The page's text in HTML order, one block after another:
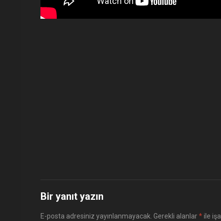
Bir yanıt yazın
E-posta adresiniz yayınlanmayacak. Gerekli alanlar*ile